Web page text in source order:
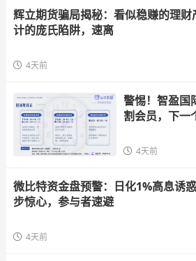
辉立期货骗局揭秘：看似稳赚的理
计的庞氏陷阱，速离
4天前
警惕！智盈国
割会员，下一
4天前
微比特资金盘预警：日化1%高息诱
步惊心，参与者速避
4天前